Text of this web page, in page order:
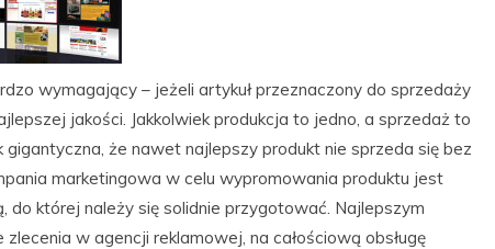
wymagający – jeżeli artykuł przeznaczony do sprzedaży
jakości. Jakkolwiek produkcja to jedno, a sprzedaż to
gigantyczna, że nawet najlepszy produkt nie sprzeda się bez
marketingowa w celu wypromowania produktu jest
do której należy się solidnie przygotować. Najlepszym
w agencji reklamowej, na całościową obsługę